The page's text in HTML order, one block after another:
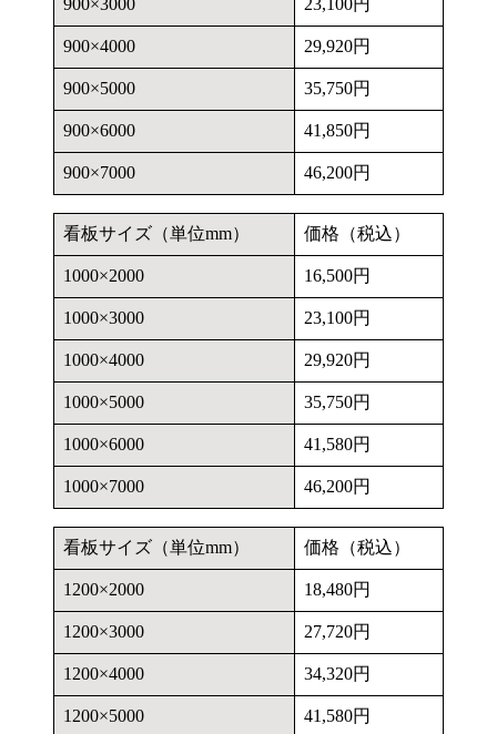
900×3000 23,100円
900×4000 29,920円
900×5000 35,750円
900×6000 41,850円
900×7000 46,200円
看板サイズ（単位mm） 価格（税込）
1000×2000 16,500円
1000×3000 23,100円
1000×4000 29,920円
1000×5000 35,750円
1000×6000 41,580円
1000×7000 46,200円
看板サイズ（単位mm） 価格（税込）
1200×2000 18,480円
1200×3000 27,720円
1200×4000 34,320円
1200×5000 41,580円